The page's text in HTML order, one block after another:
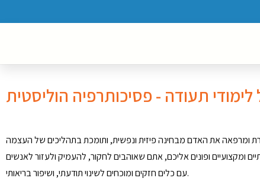
לימודי תעודה - פסיכותרפיה הוליסטית
ומרפאה את האדם מבחינה פיזית ונפשית, ותומכת בתהליכים של העצמה
ומקצועיים ופונים אליכם, אתם שאוהבים לחקור, להעמיק ולעזור לאנשים
עם כלים חזקים ומוכחים לשינוי תודעתי, ושיפור בריאותי.